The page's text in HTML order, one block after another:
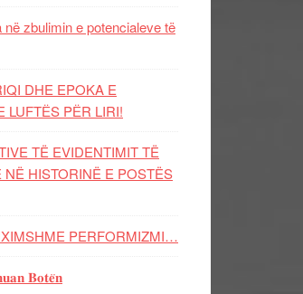
zbulimin e potencialeve të
DHE EPOKA E
LUFTЁS PЁR LIRI!
TË EVIDENTIMIT TË
NË HISTORINË E POSTËS
PERFORMIZMI…
𝐁𝐨𝐭𝐞̈𝐧